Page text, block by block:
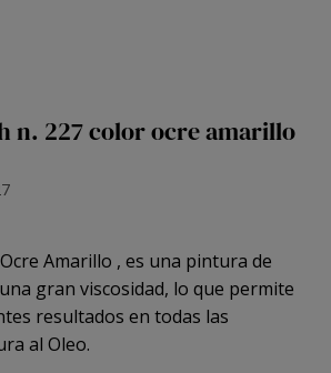
n. 227 color ocre amarillo
Amarillo , es una pintura de
gran viscosidad, lo que permite
resultados en todas las
al Oleo.